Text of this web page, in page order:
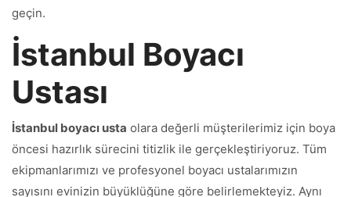
geçin.
İstanbul Boyacı
Ustası
İstanbul boyacı usta olara değerli müşterilerimiz için boya
öncesi hazırlık sürecini titizlik ile gerçekleştiriyoruz. Tüm
ekipmanlarımızı ve profesyonel boyacı ustalarımızın
sayısını evinizin büyüklüğüne göre belirlemekteyiz. Aynı